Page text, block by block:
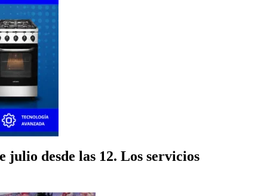
julio desde las 12. Los servicios